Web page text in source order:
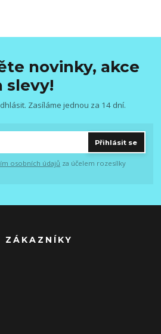
novinky, akce
slevy!
Zasíláme jednou za 14 dní.
Přihlásit se
osobních údajů za účelem rozesílky
ZÁKAZNÍKY